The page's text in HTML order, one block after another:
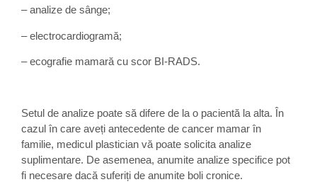
– analize de sânge;
– electrocardiogramă;
– ecografie mamară cu scor BI-RADS.
Setul de analize poate să difere de la o pacientă la alta. În
cazul în care aveți antecedente de cancer mamar în
familie, medicul plastician vă poate solicita analize
suplimentare. De asemenea, anumite analize specifice pot
fi necesare dacă suferiți de anumite boli cronice.